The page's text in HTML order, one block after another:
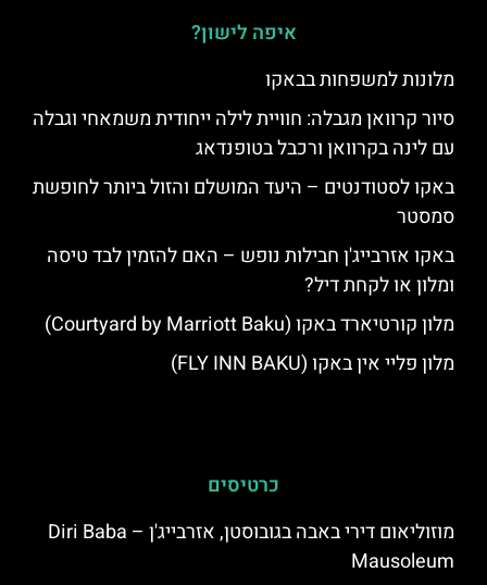
איפה לישון?
מלונות למשפחות בבאקו
סיור קרוואן מגבלה: חוויית לילה ייחודית משמאחי וגבלה
עם לינה בקרוואן ורכבל בטופנדאג
באקו לסטודנטים – היעד המושלם והזול ביותר לחופשת
סמסטר
באקו אזרבייג'ן חבילות נופש – האם להזמין לבד טיסה
ומלון או לקחת דיל?
מלון קורטיארד באקו (Courtyard by Marriott Baku)
מלון פליי אין באקו (FLY INN BAKU)
כרטיסים
מוזוליאום דירי באבה בגובוסטן, אזרבייג'ן – Diri Baba
Mausoleum